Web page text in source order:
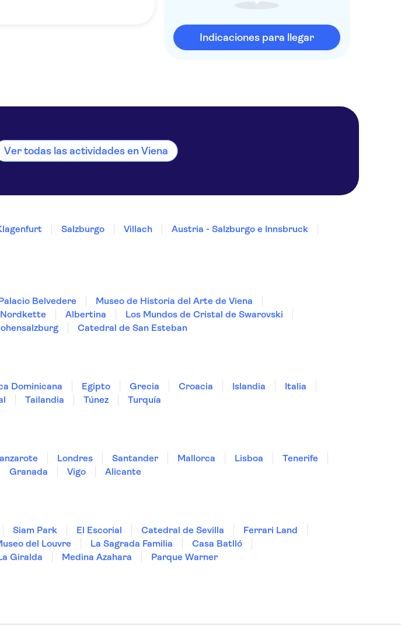
Indicaciones para llegar
Ver todas las actividades en Viena
Salzburgo Villach
Austria - Salzburgo e Innsbruck
Belvedere
Museo de Historia del Arte de Viena
Albertina
Los Mundos de Cristal de Swarovski
Catedral de San Esteban
Dominicana Egipto Grecia Croacia Islandia
Italia
Tailandia Túnez
Turquía
Londres Santander Mallorca Lisboa
Tenerife
Granada Vigo
Alicante
Siam Park El Escorial Catedral de Sevilla
Ferrari Land
del Louvre La Sagrada Familia
Casa Batlló
Giralda Medina Azahara
Parque Warner